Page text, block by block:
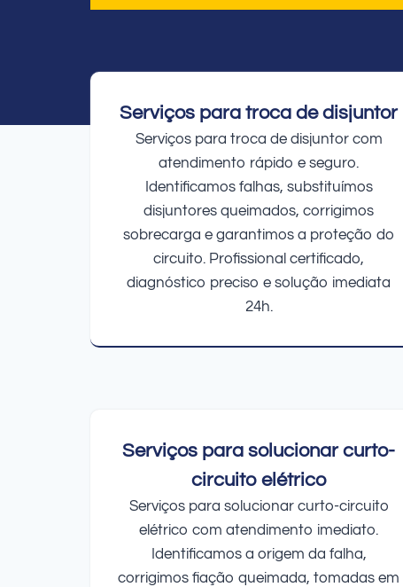
Serviços para troca de disjuntor
Serviços para troca de disjuntor com
atendimento rápido e seguro.
Identificamos falhas, substituímos
disjuntores queimados, corrigimos
sobrecarga e garantimos a proteção do
circuito. Profissional certificado,
diagnóstico preciso e solução imediata
24h.
Serviços para solucionar curto-
circuito elétrico
Serviços para solucionar curto-circuito
elétrico com atendimento imediato.
Identificamos a origem da falha,
corrigimos fiação queimada, tomadas em